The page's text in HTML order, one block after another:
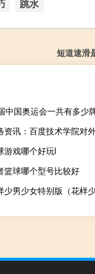
跳水
短道速滑
中国奥运会一共有多少
资讯：百度技术学院对
游戏哪个好玩l
篮球哪个型号比较好
少男少女特别版（花样